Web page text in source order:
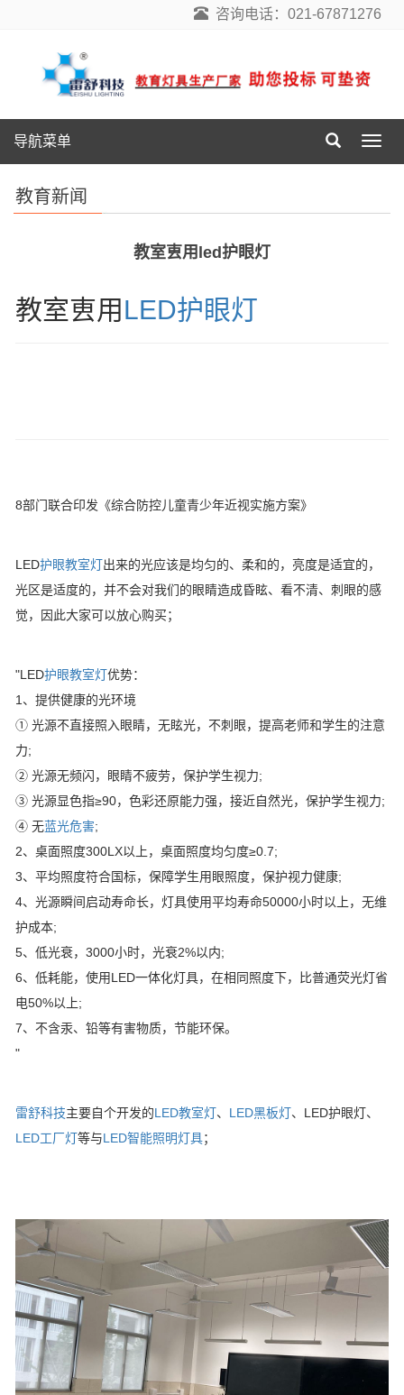
咨询电话：021-67871276
导
航
导航菜单
教育新闻
教室叀用led护眼灯
教室叀用 LED护眼灯
8部门联合印发《综合防控儿童青少年近视实施方案》
LED护眼教室灯出来的光应该是均匀的、柔和的，亮度是适宜的，
光区是适度的，并不会对我们的眼睛造成昏眩、看不清、刺眼的感
觉，因此大家可以放心购买；
"LED护眼教室灯优势：
1、提供健康的光环境
① 光源不直接照入眼睛，无眩光，不刺眼，提高老师和学生的注意
力;
② 光源无频闪，眼睛不疲劳，保护学生视力;
③ 光源显色指≥90，色彩还原能力强，接近自然光，保护学生视力;
④ 无蓝光危害;
2、桌面照度300LX以上，桌面照度均匀度≥0.7;
3、平均照度符合国标，保障学生用眼照度，保护视力健康;
4、光源瞬间启动寿命长，灯具使用平均寿命50000小时以上，无维
护成本;
5、低光衰，3000小时，光衰2%以内;
6、低耗能，使用LED一体化灯具，在相同照度下，比普通荧光灯省
电50%以上;
7、不含汞、铅等有害物质，节能环保。
"
雷舒科技主要自个开发的LED教室灯、 LED黑板灯、LED护眼灯、
LED工厂灯等与LED智能照明灯具；